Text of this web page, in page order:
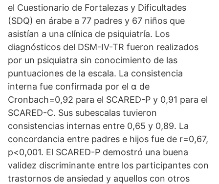
el Cuestionario de Fortalezas y Dificultades
(SDQ) en árabe a 77 padres y 67 niños que
asistían a una clínica de psiquiatría. Los
diagnósticos del DSM-IV-TR fueron realizados
por un psiquiatra sin conocimiento de las
puntuaciones de la escala. La consistencia
interna fue confirmada por el α de
Cronbach=0,92 para el SCARED-P y 0,91 para el
SCARED-C. Sus subescalas tuvieron
consistencias internas entre 0,65 y 0,89. La
concordancia entre padres e hijos fue de r=0,67,
p<0,001. El SCARED-P demostró una buena
validez discriminante entre los participantes con
trastornos de ansiedad y aquellos con otros